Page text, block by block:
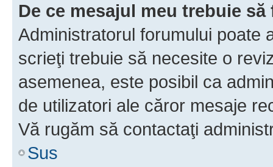
De ce mesajul meu trebuie
Administratorul forumului poate
scrieţi trebuie să necesite o
asemenea, este posibil ca
de utilizatori ale căror mesaje
Vă rugăm să contactaţi
Sus